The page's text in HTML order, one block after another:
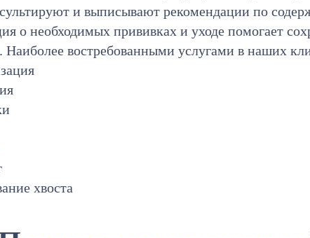
и выписывают рекомендации по
о необходимых прививках и уходе помогает
востребованными услугами в наших
хвоста